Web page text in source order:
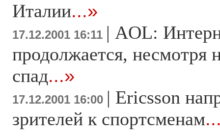
Италии...»
17.12.2001 16:11 | AOL:
продолжается, несмотря
спад...»
17.12.2001 16:00 | Ericsson
зрителей к спортсменам